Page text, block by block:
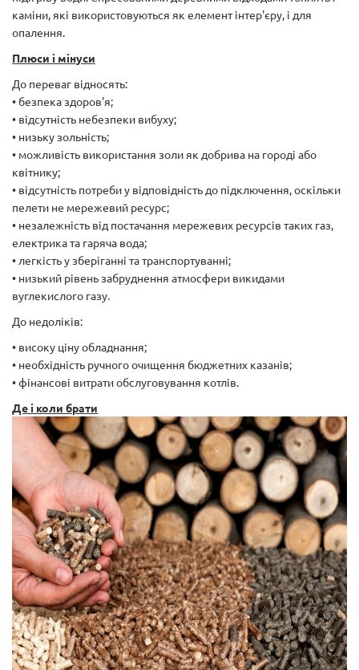
каміни, які використовуються як елемент інтер'єру, і для
опалення.
Плюси і мінуси
До переваг відносять:
• безпека здоров'я;
• відсутність небезпеки вибуху;
• низьку зольність;
• можливість використання золи як добрива на городі або
квітнику;
• відсутність потреби у відповідність до підключення, оскільки
пелети не мережевий ресурс;
• незалежність від постачання мережевих ресурсів таких газ,
електрика та гаряча вода;
• легкість у зберіганні та транспортуванні;
• низький рівень забруднення атмосфери викидами
вуглекислого газу.
До недоліків:
• високу ціну обладнання;
• необхідність ручного очищення бюджетних казанів;
• фінансові витрати обслуговування котлів.
Де і коли брати